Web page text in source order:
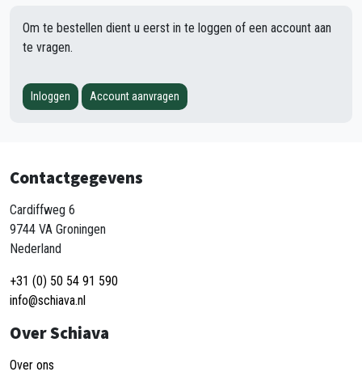
Om te bestellen dient u eerst in te loggen of een account aan
te vragen.
Inloggen Account aanvragen
Contactgegevens
Cardiffweg 6
9744 VA Groningen
Nederland
+31 (0) 50 54 91 590
info@schiava.nl
Over Schiava
Over ons